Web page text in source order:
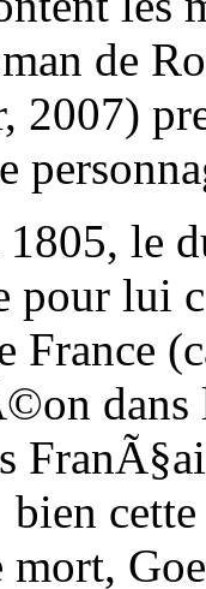
de
2007)
1805, le
pour lui
France
dans